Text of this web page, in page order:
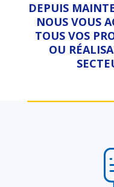
DEPUIS
NOUS VOUS
TOUS VOS
OU